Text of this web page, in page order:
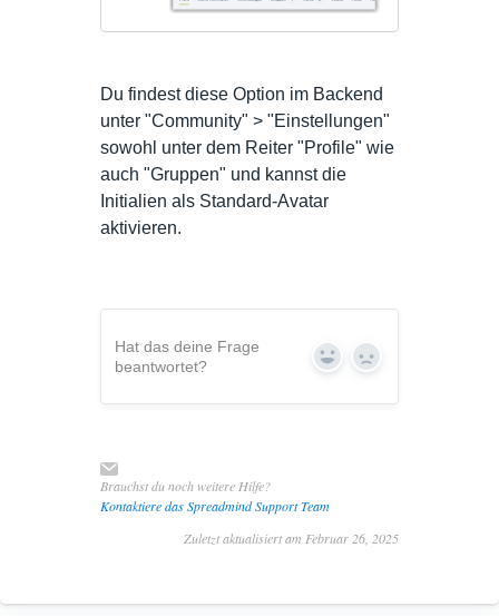
Du findest diese Option im Backend
unter "Community" > "Einstellungen"
sowohl unter dem Reiter "Profile" wie
auch "Gruppen" und kannst die
Initialien als Standard-Avatar
aktivieren.
Hat das deine Frage
beantwortet?
Yes No
Brauchst du noch weitere Hilfe?
Kontaktiere das Spreadmind Support Team
Zuletzt aktualisiert am Februar 26, 2025